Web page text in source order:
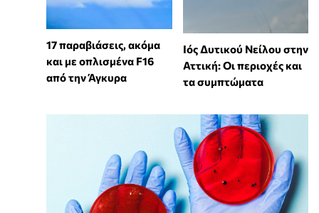
17 παραβιάσεις, ακόμα
και με οπλισμένα F16
από την Άγκυρα
Ιός Δυτικού Νείλου στην
Αττική: Οι περιοχές και
τα συμπτώματα